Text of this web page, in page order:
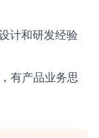
计和研发经验
有产品业务思